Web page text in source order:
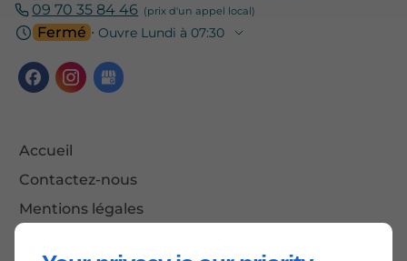
09 70 35 84 46
Fermé ⋅ Ouvre Lundi à 07:30
Accueil
Contactez-nous
Mentions légales